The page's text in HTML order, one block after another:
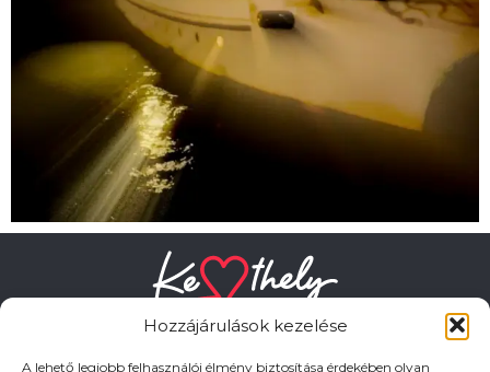
Hozzájárulások kezelése
A lehető legjobb felhasználói élmény biztosítása érdekében olyan